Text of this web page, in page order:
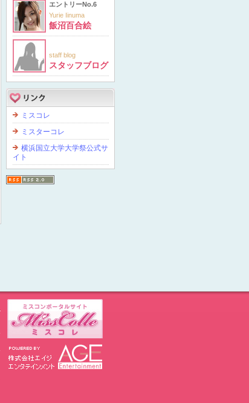
エントリーNo.6
Yurie Iinuma
飯沼百合絵
staff blog
スタッフブログ
ミスコレ
ミスターコレ
横浜国立大学大学祭公式サ
イト